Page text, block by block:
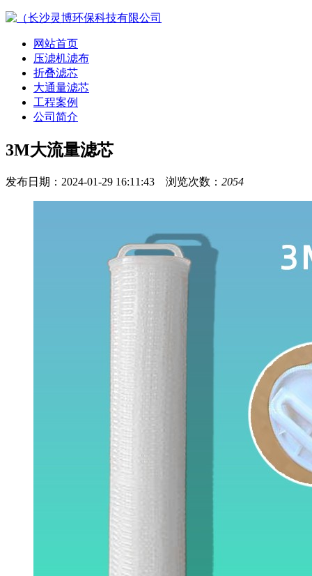
网站首页
压滤机滤布
折叠滤芯
大通量滤芯
工程案例
公司简介
3M大流量滤芯
发布日期：2024-01-29 16:11:43 浏览次数： 2054